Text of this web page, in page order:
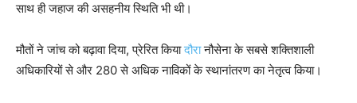
साथ ही जहाज की असहनीय स्थिति भी थी।
मौतों ने जांच को बढ़ावा दिया, प्रेरित कियादौरानौसेना के सबसे शक्तिशाली
अधिकारियों से और 280 से अधिक नाविकों के स्थानांतरण का नेतृत्व किया।